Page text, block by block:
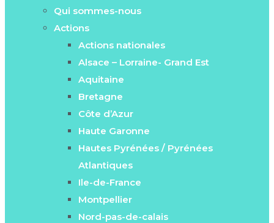
Qui sommes-nous
Actions
Actions nationales
Alsace – Lorraine- Grand Est
Aquitaine
Bretagne
Côte d’Azur
Haute Garonne
Hautes Pyrénées / Pyrénées
Atlantiques
Ile-de-France
Montpellier
Nord-pas-de-calais